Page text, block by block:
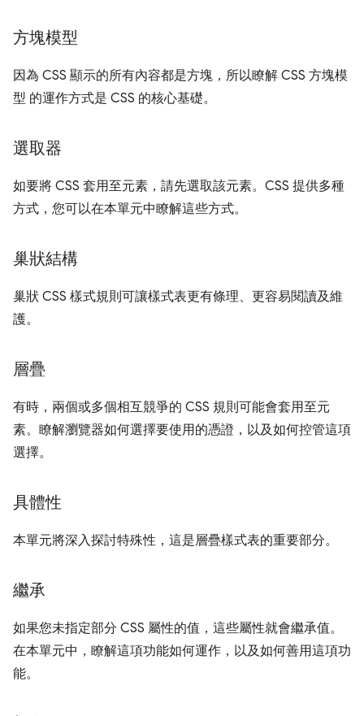
方塊模型
因為 CSS 顯示的所有內容都是方塊，所以瞭解 CSS 方塊模
型 的運作方式是 CSS 的核心基礎。
選取器
如要將 CSS 套用至元素，請先選取該元素。CSS 提供多種
方式，您可以在本單元中瞭解這些方式。
巢狀結構
巢狀 CSS 樣式規則可讓樣式表更有條理、更容易閱讀及維
護。
層疊
有時，兩個或多個相互競爭的 CSS 規則可能會套用至元
素。瞭解瀏覽器如何選擇要使用的憑證，以及如何控管這項
選擇。
具體性
本單元將深入探討特殊性，這是層疊樣式表的重要部分。
繼承
如果您未指定部分 CSS 屬性的值，這些屬性就會繼承值。
在本單元中，瞭解這項功能如何運作，以及如何善用這項功
能。